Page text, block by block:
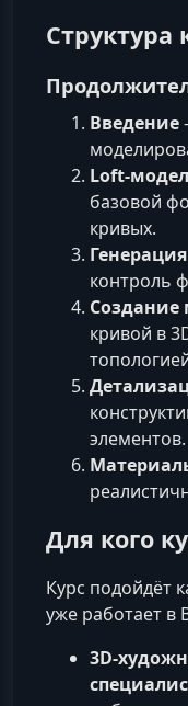
Структура
Введение
Loft-
базовой
кривых.
контроль
кривой в
элементов.
Для кого
Курс подойдёт
уже работает в
3D-